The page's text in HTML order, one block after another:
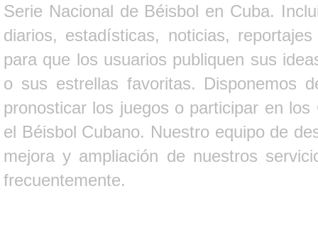
Serie Nacional de Béisbol en Cuba.
diarios, estadísticas, noticias,
para que los usuarios publiquen sus
o sus estrellas favoritas. Disponemos
pronosticar los juegos o participar en
el Béisbol Cubano. Nuestro equipo de
mejora y ampliación de nuestros
frecuentemente.